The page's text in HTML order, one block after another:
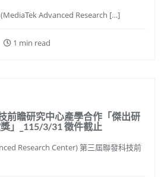
Advanced Research […]
1 min read
前瞻研究中心產學合作「傑出研
」_115/3/31 徵件截止
Research Center) 第三屆聯發科技前